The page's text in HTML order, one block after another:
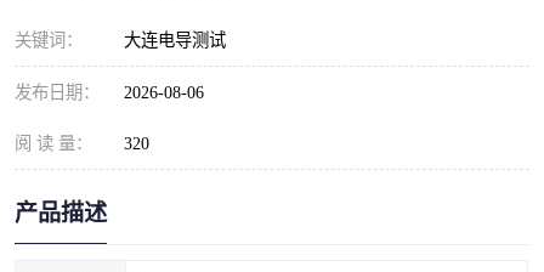
关键词： 大连电导测试
发布日期： 2026-08-06
阅 读 量： 320
产品描述